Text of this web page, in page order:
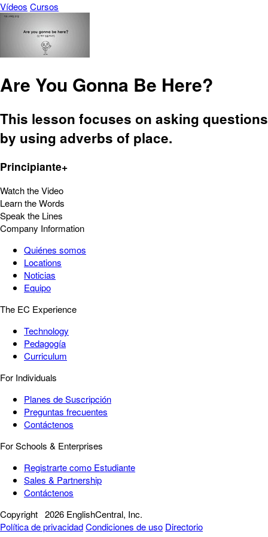
Vídeos Cursos
Are You Gonna Be Here?
This lesson focuses on asking questions
by using adverbs of place.
Principiante+
Watch the Video
Learn the Words
Speak the Lines
Company Information
Quiénes somos
Locations
Noticias
Equipo
The EC Experience
Technology
Pedagogía
Curriculum
For Individuals
Planes de Suscripción
Preguntas frecuentes
Contáctenos
For Schools & Enterprises
Registrarte como Estudiante
Sales & Partnership
Contáctenos
Copyright 2026 EnglishCentral, Inc.
Política de privacidadCondiciones de uso Directorio